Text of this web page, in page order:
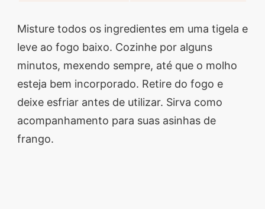
Misture todos os ingredientes em uma tigela e
leve ao fogo baixo. Cozinhe por alguns
minutos, mexendo sempre, até que o molho
esteja bem incorporado. Retire do fogo e
deixe esfriar antes de utilizar. Sirva como
acompanhamento para suas asinhas de
frango.